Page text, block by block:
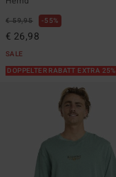
€ 59,95 55%
€ 26,98
SALE
DOPPELTER RABATT EXTRA 25%